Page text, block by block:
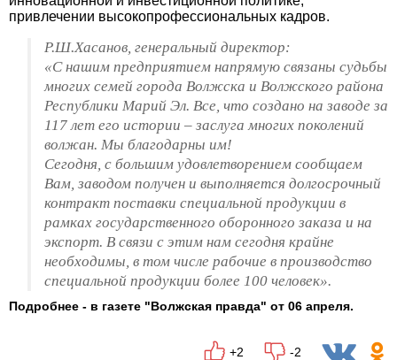
привлечении высокопрофессиональных кадров.
Р.Ш.Хасанов, генеральный директор:
«С нашим предприятием напрямую связаны судьбы
многих семей города Волжска и Волжского района
Республики Марий Эл. Все, что создано на заводе за
117 лет его истории – заслуга многих поколений
волжан. Мы благодарны им!
Сегодня, с большим удовлетворением сообщаем
Вам, заводом получен и выполняется долгосрочный
контракт поставки специальной продукции в
рамках государственного оборонного заказа и на
экспорт. В связи с этим нам сегодня крайне
необходимы, в том числе рабочие в производство
специальной продукции более 100 человек».
Подробнее - в газете "Волжская правда" от 06 апреля.
+2 -2